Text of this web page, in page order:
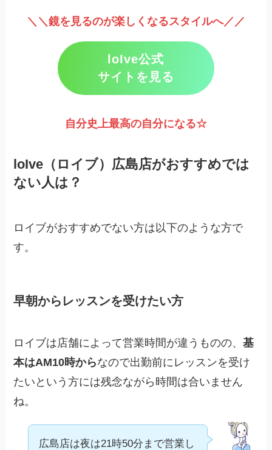
＼＼鏡を見るのが楽しくなるスタイルへ／／
loIve公式
サイトを見る
自分史上最高の自分になる☆
loIve（ロイブ）広島店がおすすめでは
ない人は？
ロイブがおすすめでない方は以下のような方で
す。
早朝からレッスンを受けたい方
ロイブは店舗によって営業時間が違うものの、基
本はAM10時からなので出勤前にレッスンを受け
たいという方には残念ながら時間は合いません
ね。
広島店は夜は21時50分まで営業し